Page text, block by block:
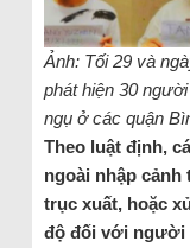
Ảnh: Tối 29 và
phát hiện 30
ngụ ở các quận
Theo luật định,
ngoài nhập cảnh
trục xuất, hoặc
độ đối với người